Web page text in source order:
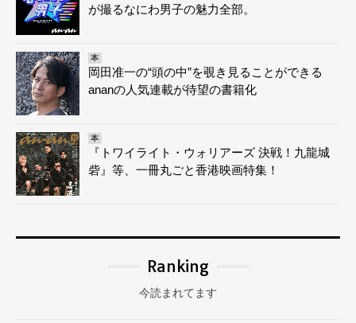
が撮るなにわ男子の魅力全部。
本
岡田准一の“頭の中”を覗き見ることができる
ananの人気連載が待望の書籍化
本
『トワイライト・ウォリアーズ 決戦！九龍城
砦』等、一冊丸ごと香港映画特集！
Ranking
今読まれてます